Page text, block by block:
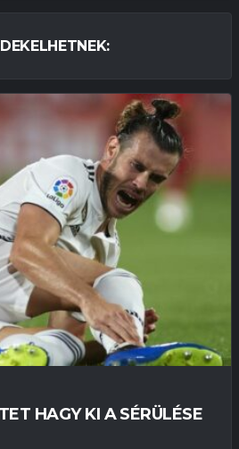
HAGY KI A SÉRÜLÉSE